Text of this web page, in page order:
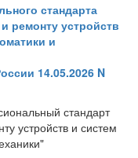
стандарта
ремонту устройств
и
14.05.2026 N
стандарт
устройств и систем